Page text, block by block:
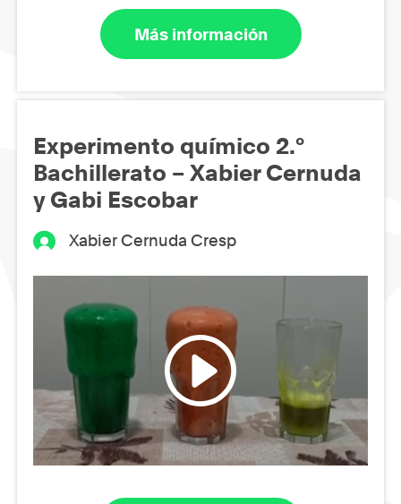
Más información
Experimento químico 2.º
Bachillerato – Xabier Cernuda
y Gabi Escobar
Xabier Cernuda Cresp